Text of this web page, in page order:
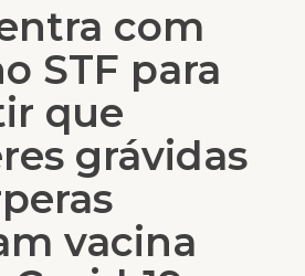
com
STF para
que
grávidas
vacina